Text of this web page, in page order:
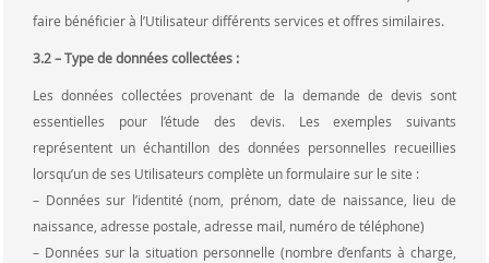
faire bénéficier à l’Utilisateur différents services et offres similaires.
3.2 – Type de données collectées :
Les données collectées provenant de la demande de devis sont
essentielles pour l’étude des devis. Les exemples suivants
représentent un échantillon des données personnelles recueillies
lorsqu’un de ses Utilisateurs complète un formulaire sur le site :
– Données sur l’identité (nom, prénom, date de naissance, lieu de
naissance, adresse postale, adresse mail, numéro de téléphone)
– Données sur la situation personnelle (nombre d’enfants à charge,